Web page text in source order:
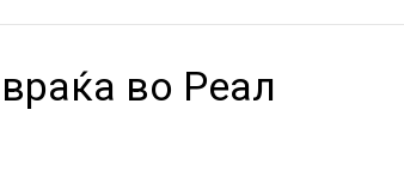
во Реал